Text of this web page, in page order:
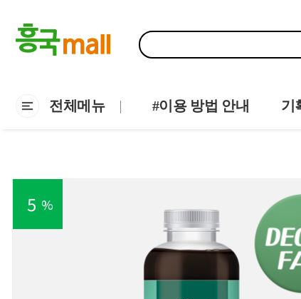
전체메뉴 #이용 방법 안내 기
5 %